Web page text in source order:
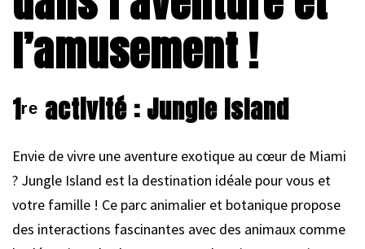
l’amusement !
1ʳᵉ activité : Jungle Island
Envie de vivre une aventure exotique au cœur de Miami
? Jungle Island est la destination idéale pour vous et
votre famille ! Ce parc animalier et botanique propose
des interactions fascinantes avec des animaux comme